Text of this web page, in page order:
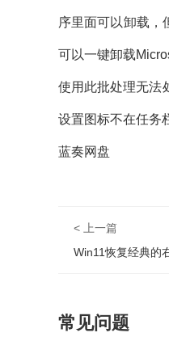
序里面可以卸载，
可以一键卸载
使用此批处理无法
设置图标不在任务
蓝奏网盘
< 上一篇
Win11恢复经典的
常见问题